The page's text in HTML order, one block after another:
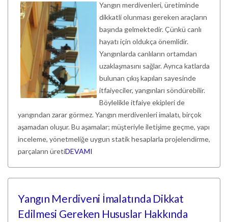
Yangın merdivenleri, üretiminde
dikkatli olunması gereken araçların
başında gelmektedir. Çünkü canlı
hayatı için oldukça önemlidir.
Yangınlarda canlıların ortamdan
uzaklaşmasını sağlar. Ayrıca katlarda
bulunan çıkış kapıları sayesinde
itfaiyeciler, yangınları söndürebilir.
Böylelikle itfaiye ekipleri de
yangından zarar görmez. Yangın merdivenleri imalatı, birçok
aşamadan oluşur. Bu aşamalar; müşteriyle iletişime geçme, yapı
inceleme, yönetmeliğe uygun statik hesaplarla projelendirme,
parçaların üretiDEVAMI
Yangın Merdiveni İmalatında Dikkat
Edilmesi Gereken Hususlar Hakkında